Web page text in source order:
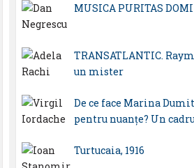
MUSICA PURITAS
TRANSATLANTIC.
un mister
De ce face Marina
pentru nuanțe? Un
Turtucaia, 1916